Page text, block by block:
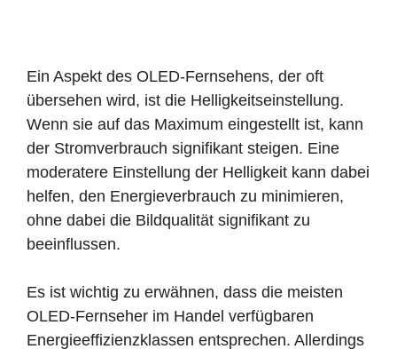
Ein Aspekt des OLED-Fernsehens, der oft
übersehen wird, ist die Helligkeitseinstellung.
Wenn sie auf das Maximum eingestellt ist, kann
der Stromverbrauch signifikant steigen. Eine
moderatere Einstellung der Helligkeit kann dabei
helfen, den Energieverbrauch zu minimieren,
ohne dabei die Bildqualität signifikant zu
beeinflussen.
Es ist wichtig zu erwähnen, dass die meisten
OLED-Fernseher im Handel verfügbaren
Energieeffizienzklassen entsprechen. Allerdings